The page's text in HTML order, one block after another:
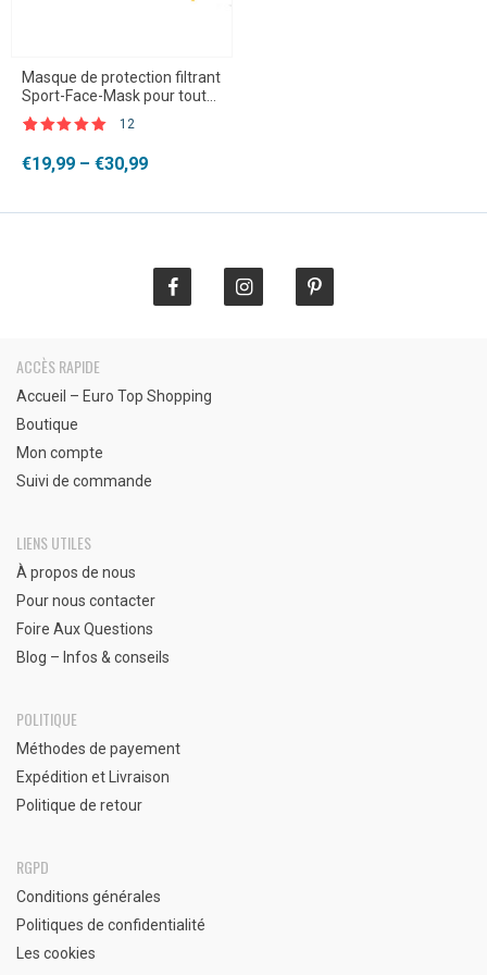
Masque de protection filtrant
Sport-Face-Mask pour tout
type de sport
sur
12
€19,99 – €30,99
Plage
ACCÈS RAPIDE
Accueil – Euro Top Shopping
Boutique
Mon compte
Suivi de commande
LIENS UTILES
À propos de nous
Pour nous contacter
Foire Aux Questions
Blog – Infos & conseils
POLITIQUE
Méthodes de payement
Expédition et Livraison
Politique de retour
RGPD
Conditions générales
Politiques de confidentialité
Les cookies